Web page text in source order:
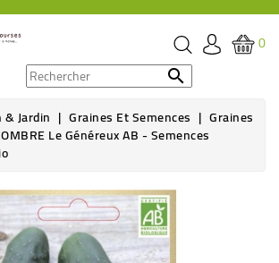
0

Jardin Graines Et Semences Graines
Le Généreux AB - Semences